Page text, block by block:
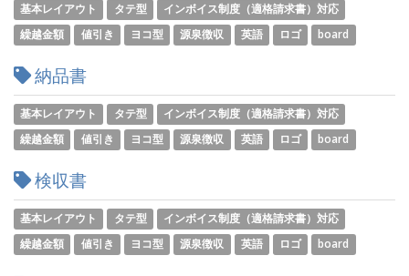
基本レイアウト タテ型
インボイス制度（適格請求書）対応
繰越金額
値引き ヨコ型 源泉徴収 英語 ロゴ board
納品書
基本レイアウト タテ型
インボイス制度（適格請求書）対応
繰越金額
値引き ヨコ型 源泉徴収 英語 ロゴ board
検収書
基本レイアウト タテ型
インボイス制度（適格請求書）対応
繰越金額
値引き ヨコ型 源泉徴収 英語 ロゴ board